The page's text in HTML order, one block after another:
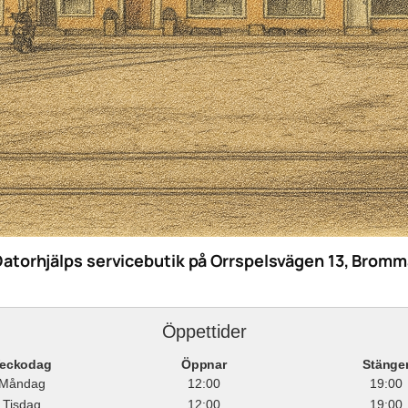
servicebutik på Orrspelsvägen 13,
Öppettider
Öppnar
12:00
19:00
Tisdag
12:00 19:00